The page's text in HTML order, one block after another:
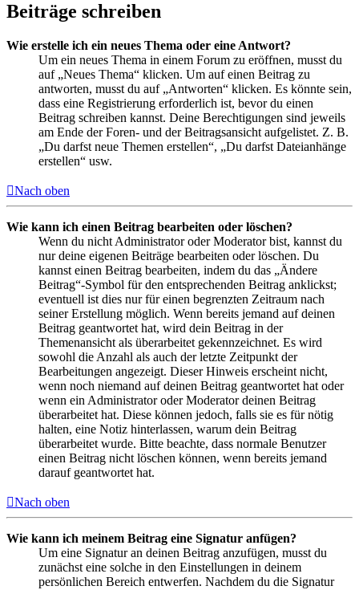
Beiträge schreiben
Wie erstelle ich ein neues Thema oder eine Antwort?
Um ein neues Thema in einem Forum zu eröffnen, musst du
auf „Neues Thema“ klicken. Um auf einen Beitrag zu
antworten, musst du auf „Antworten“ klicken. Es könnte sein,
dass eine Registrierung erforderlich ist, bevor du einen
Beitrag schreiben kannst. Deine Berechtigungen sind jeweils
am Ende der Foren- und der Beitragsansicht aufgelistet. Z. B.
„Du darfst neue Themen erstellen“, „Du darfst Dateianhänge
erstellen“ usw.
Nach oben
Wie kann ich einen Beitrag bearbeiten oder löschen?
Wenn du nicht Administrator oder Moderator bist, kannst du
nur deine eigenen Beiträge bearbeiten oder löschen. Du
kannst einen Beitrag bearbeiten, indem du das „Ändere
Beitrag“-Symbol für den entsprechenden Beitrag anklickst;
eventuell ist dies nur für einen begrenzten Zeitraum nach
seiner Erstellung möglich. Wenn bereits jemand auf deinen
Beitrag geantwortet hat, wird dein Beitrag in der
Themenansicht als überarbeitet gekennzeichnet. Es wird
sowohl die Anzahl als auch der letzte Zeitpunkt der
Bearbeitungen angezeigt. Dieser Hinweis erscheint nicht,
wenn noch niemand auf deinen Beitrag geantwortet hat oder
wenn ein Administrator oder Moderator deinen Beitrag
überarbeitet hat. Diese können jedoch, falls sie es für nötig
halten, eine Notiz hinterlassen, warum dein Beitrag
überarbeitet wurde. Bitte beachte, dass normale Benutzer
einen Beitrag nicht löschen können, wenn bereits jemand
darauf geantwortet hat.
Nach oben
Wie kann ich meinem Beitrag eine Signatur anfügen?
Um eine Signatur an deinen Beitrag anzufügen, musst du
zunächst eine solche in den Einstellungen in deinem
persönlichen Bereich entwerfen. Nachdem du die Signatur